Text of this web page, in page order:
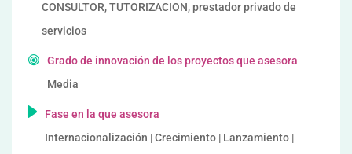
CONSULTOR, TUTORIZACION, prestador privado de
servicios
Grado de innovación de los proyectos que asesora
Media
Fase en la que asesora
Internacionalización | Crecimiento | Lanzamiento |